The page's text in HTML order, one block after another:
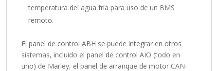
temperatura del agua fría para uso de un BMS
remoto.
El panel de control ABH se puede integrar en otros
sistemas, incluido el panel de control AIO (todo en
uno) de Marley, el panel de arranque de motor CAN-